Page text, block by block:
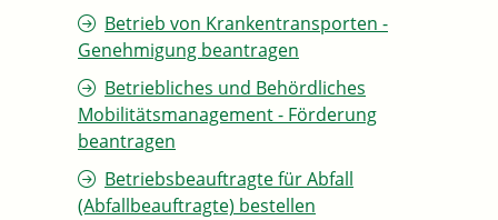
Betrieb von Krankentransporten -
Genehmigung beantragen
Betriebliches und Behördliches
Mobilitätsmanagement - Förderung
beantragen
Betriebsbeauftragte für Abfall
(Abfallbeauftragte) bestellen